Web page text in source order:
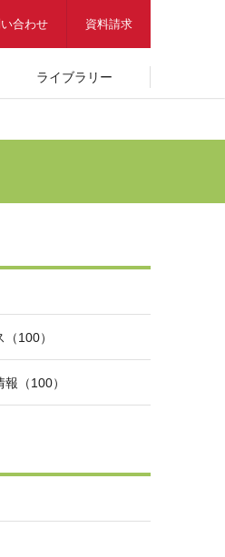
合わせ 資料請求
ライブラリー
100）
（100）